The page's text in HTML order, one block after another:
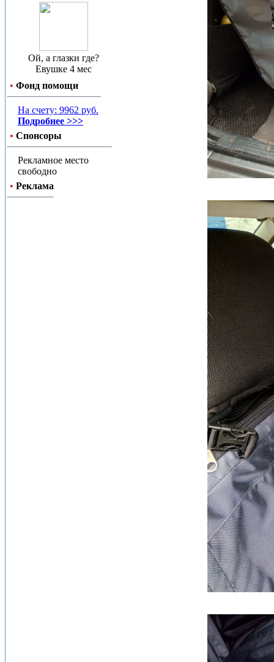
Ой, а глазки где?
Евушке 4 мес
• Фонд помощи
На счету: 9962 руб.
Подробнее >>>
• Спонсоры
Рекламное место
свободно
• Реклама